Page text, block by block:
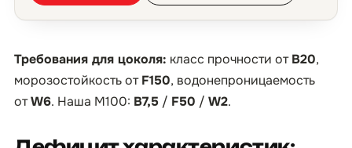
Требования для цоколя: класс прочности отB20,
морозостойкость отF150, водонепроницаемость
отW6. Наша М100: B7,5 / F50 / W2.